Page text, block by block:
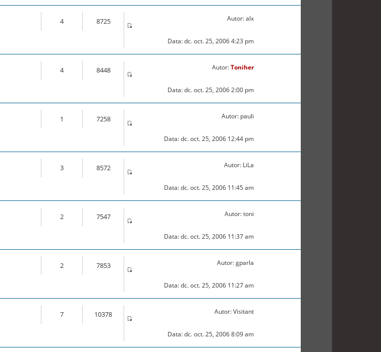
4 8725 Autor: alx
Data: dc. oct. 25, 2006 4:23 pm
4 8448 Autor:Toniher
Data: dc. oct. 25, 2006 2:00 pm
1 7258 Autor: pauli
Data: dc. oct. 25, 2006 12:44 pm
3 8572 Autor: LiLa
Data: dc. oct. 25, 2006 11:45 am
2 7547 Autor: toni
Data: dc. oct. 25, 2006 11:37 am
2 7853 Autor: gparla
Data: dc. oct. 25, 2006 11:27 am
7 10378 Autor: Visitant
Data: dc. oct. 25, 2006 8:09 am